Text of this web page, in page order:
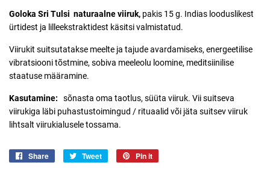
Goloka Sri Tulsi naturaalne viiruk, pakis 15 g. Indias looduslikest
ürtidest ja lilleekstraktidest käsitsi valmistatud.
Viirukit suitsutatakse meelte ja tajude avardamiseks, energeetilise
vibratsiooni tõstmine, sobiva meeleolu loomine, meditsiinilise
staatuse määramine.
Kasutamine: sõnasta oma taotlus, süüta viiruk. Vii suitseva
viirukiga läbi puhastustoimingud / rituaalid või jäta suitsev viiruk
lihtsalt viirukialusele tossama.
Share
Jaga
Tweet
Jaga
Pin it